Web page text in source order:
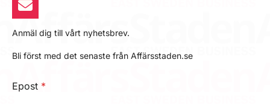
Anmäl dig till vårt nyhetsbrev.
Bli först med det senaste från Affärsstaden.se
Epost *